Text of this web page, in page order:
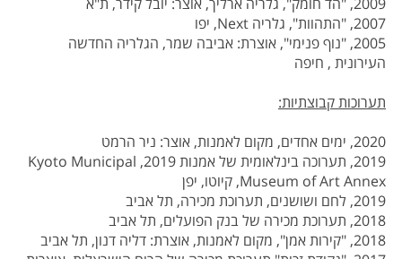
2007, "התהוות", גלריה
Next, יפו
2005, "נוף פנימי", אוצרת: אביבה שמר, הגלריה החדשה
העירונית , חיפה
תערוכות קבוצתיות:
2020, ימים אחדים, מקום לאמנות, אוצר: ניר הרמט
2019, תערוכה בינלאומית של אמנות 2019,
Kyoto Municipal
Museum of Art Annex, קיוטו, יפן
2019, לחם ושושנים, תערוכת מכירה, תל אביב
2018, תערוכת מכירה של בנק הפועלים, תל אביב
2018, "קירות אמן", מקום לאמנות, אוצרת: דליה דנון, תל אביב